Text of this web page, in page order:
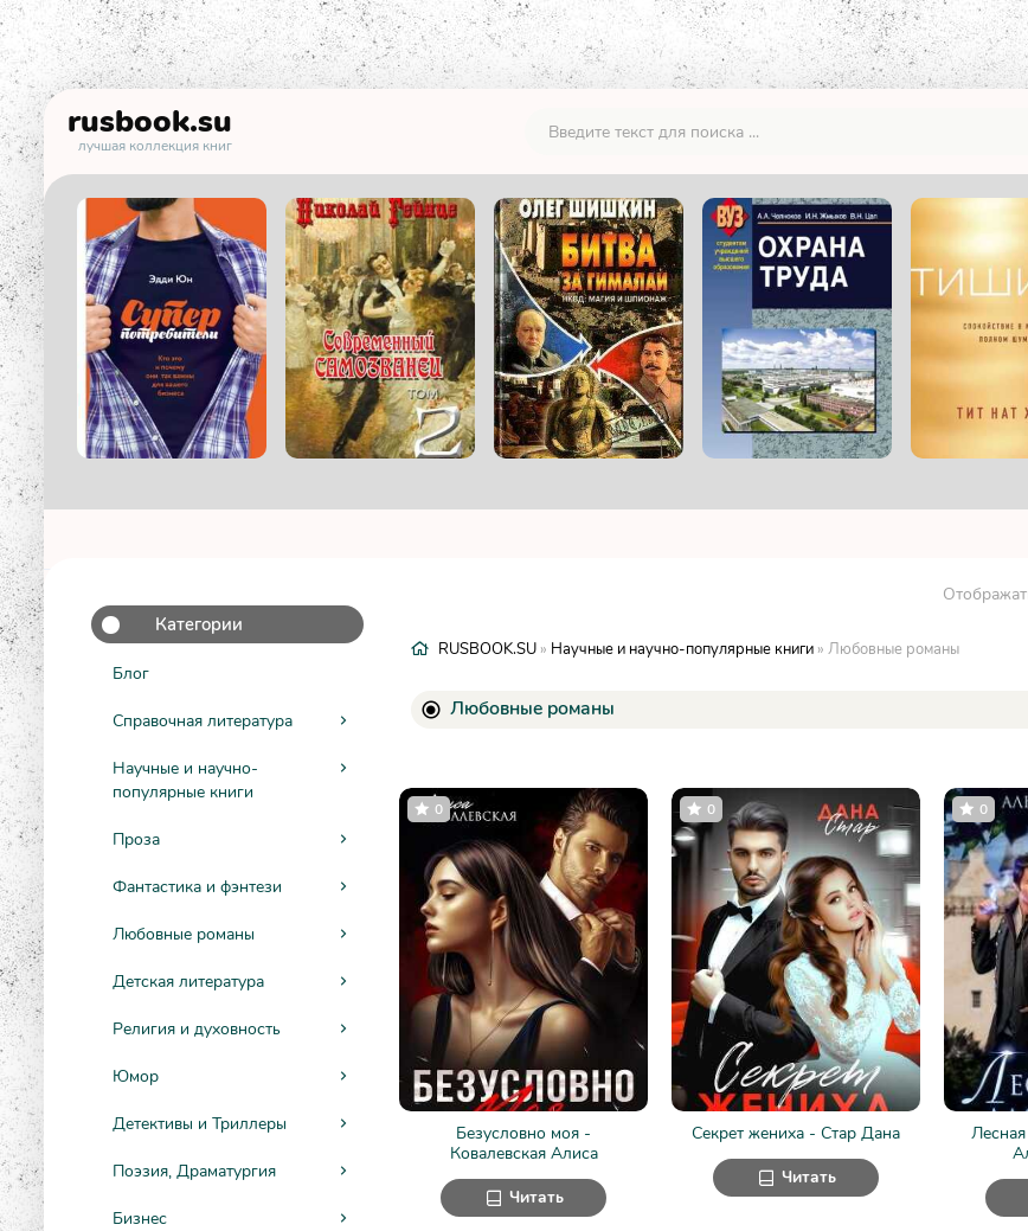
rusbook.su
лучшая коллекция книг
Категории
Блог
Справочная литература
Научные и научно-
популярные книги
Проза
Фантастика и фэнтези
Любовные романы
Детская литература
Религия и духовность
Юмор
Детективы и Триллеры
Поэзия, Драматургия
Бизнес
RUSBOOK.SU » Научные и научно-популярные книги » Любовные романы
Любовные романы
Безусловно моя -
Ковалевская Алиса
0
Читать
Секрет жениха - Стар Дана
0
Читать
0